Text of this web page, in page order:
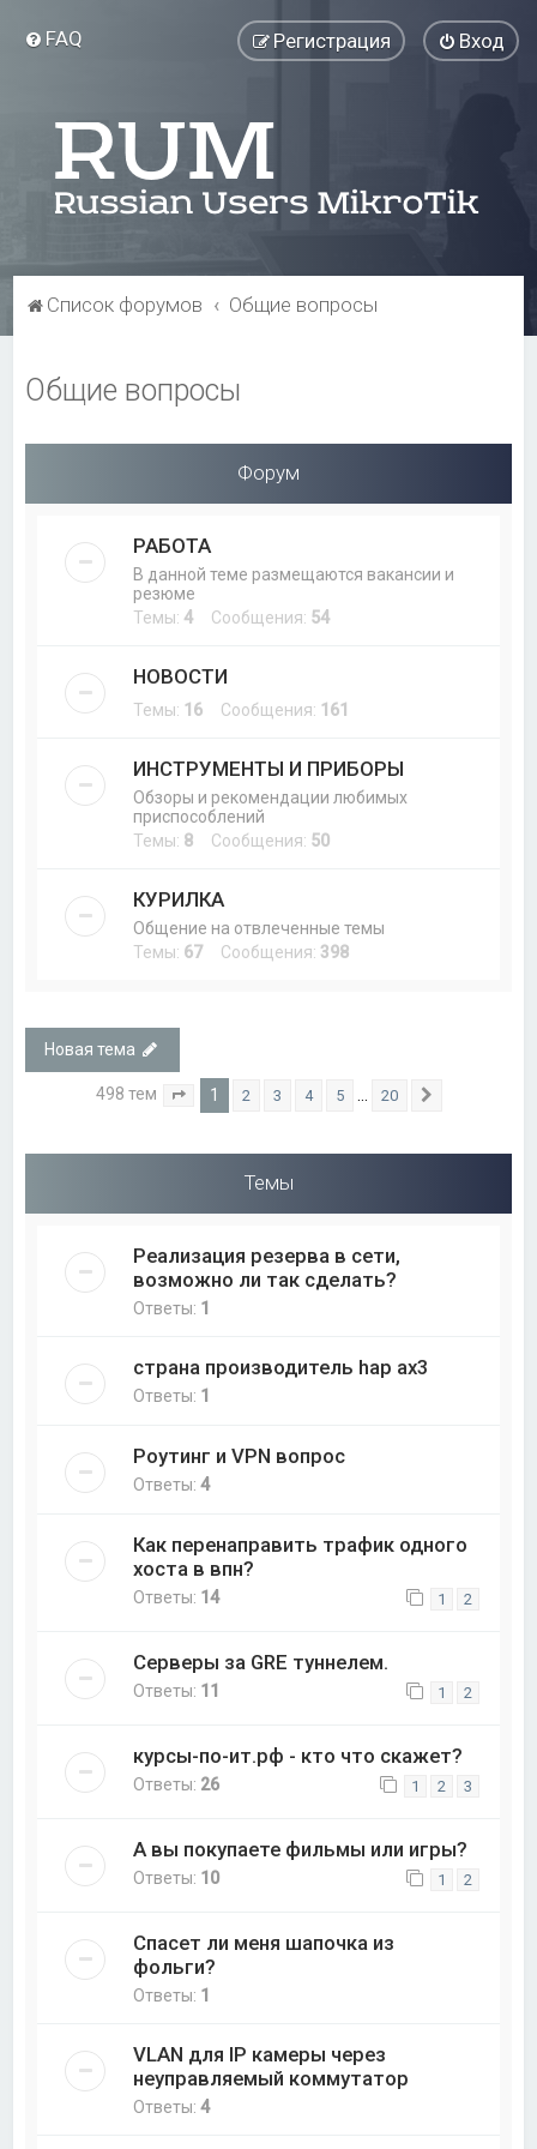
FAQ Вход
Регистрация
Список форумов Общие вопросы
Общие вопросы
Форум
РАБОТА
В данной теме размещаются вакансии и
резюме
Темы:4 Сообщения: 54
НОВОСТИ
Темы: 16 Сообщения: 161
ИНСТРУМЕНТЫ И ПРИБОРЫ
Обзоры и рекомендации любимых
приспособлений
Темы: 8 Сообщения: 50
КУРИЛКА
Общение на отвлеченные темы
Темы: 67Сообщения: 398
Новая тема
498 тем Страница из 20
1 2 3 4 5 20
Темы
Реализация резерва в сети,
возможно ли так сделать?
Ответы: 1
страна производитель hap ax3
Ответы: 1
Роутинг и VPN вопрос
Ответы:4
Как перенаправить трафик одного
хоста в впн?
Ответы: 14 1 2
Серверы за GRE туннелем.
Ответы: 11 1 2
курсы-по-ит.рф - кто что скажет?
Ответы: 26 1 2 3
А вы покупаете фильмы или игры?
Ответы: 10 1 2
Спасет ли меня шапочка из
фольги?
Ответы: 1
VLAN для IP камеры через
неуправляемый коммутатор
Ответы:4